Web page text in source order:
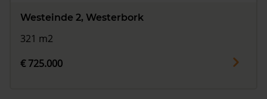
Westeinde 2, Westerbork
321 m2
€ 725.000